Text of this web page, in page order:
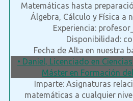
Matemáticas hasta
Álgebra, Cálculo y Física a
Experiencia:
Disponibilidad:
Fecha de Alta en nuestra
• Daniel, Licenciado en
Máster en Formación
Imparte: Asignaturas
matemáticas a cualquier